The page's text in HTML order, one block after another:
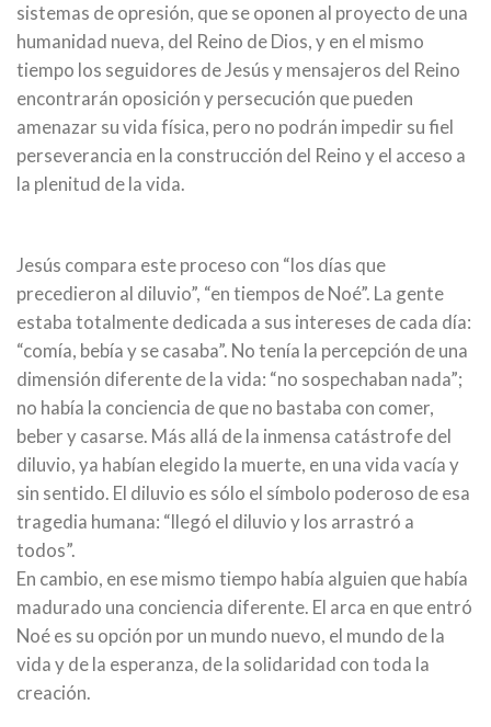
sistemas de opresión, que se oponen al proyecto de una
humanidad nueva, del Reino de Dios, y en el mismo
tiempo los seguidores de Jesús y mensajeros del Reino
encontrarán oposición y persecución que pueden
amenazar su vida física, pero no podrán impedir su fiel
perseverancia en la construcción del Reino y el acceso a
la plenitud de la vida.
Jesús compara este proceso con “los días que
precedieron al diluvio”, “en tiempos de Noé”. La gente
estaba totalmente dedicada a sus intereses de cada día:
“comía, bebía y se casaba”. No tenía la percepción de una
dimensión diferente de la vida: “no sospechaban nada”;
no había la conciencia de que no bastaba con comer,
beber y casarse. Más allá de la inmensa catástrofe del
diluvio, ya habían elegido la muerte, en una vida vacía y
sin sentido. El diluvio es sólo el símbolo poderoso de esa
tragedia humana: “llegó el diluvio y los arrastró a
todos”.
En cambio, en ese mismo tiempo había alguien que había
madurado una conciencia diferente. El arca en que entró
Noé es su opción por un mundo nuevo, el mundo de la
vida y de la esperanza, de la solidaridad con toda la
creación.